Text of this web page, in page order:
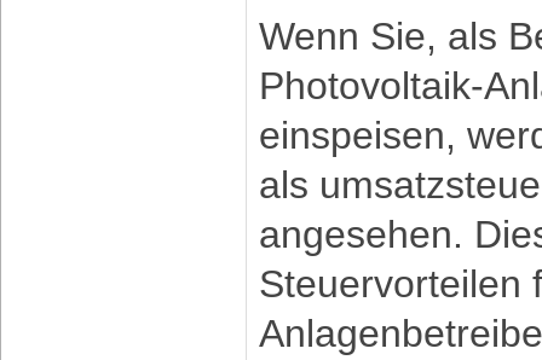
Wenn Sie, als
Photovoltaik-
einspeisen,
als
angesehen.
Steuervorteilen